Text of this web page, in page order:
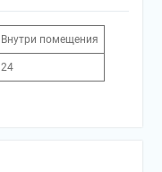
Внутри помещения
24